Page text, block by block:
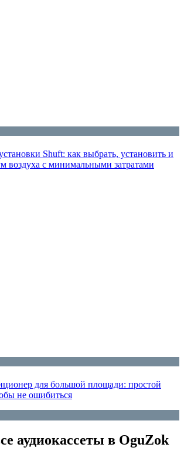
Shuft: как выбрать, установить и
воздуха с минимальными затратами
для большой площади: простой
не ошибиться
аудиокассеты в OguZok